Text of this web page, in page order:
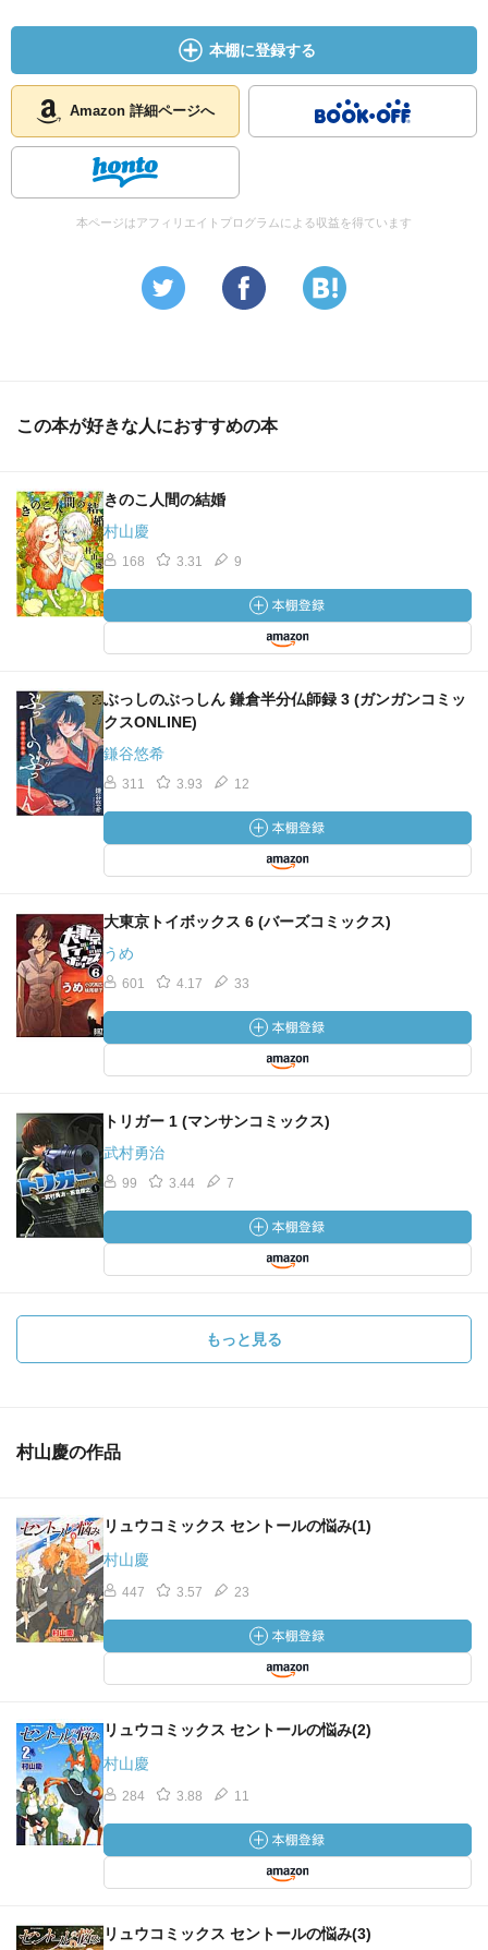
本棚に登録する
Amazon 詳細ページへ
本ページはアフィリエイトプログラムによる収益を得ています
この本が好きな人におすすめの本
きのこ人間の結婚
村山慶
168 3.31 9
ぶっしのぶっしん 鎌倉半分仏師録 3 (ガンガンコミッ
クスONLINE)
鎌谷悠希
311 3.93 12
大東京トイボックス 6 (バーズコミックス)
うめ
601 4.17 33
トリガー 1 (マンサンコミックス)
武村勇治
99 3.44 7
もっと見る
村山慶の作品
リュウコミックス セントールの悩み(1)
村山慶
447 3.57 23
リュウコミックス セントールの悩み(2)
村山慶
284 3.88 11
リュウコミックス セントールの悩み(3)